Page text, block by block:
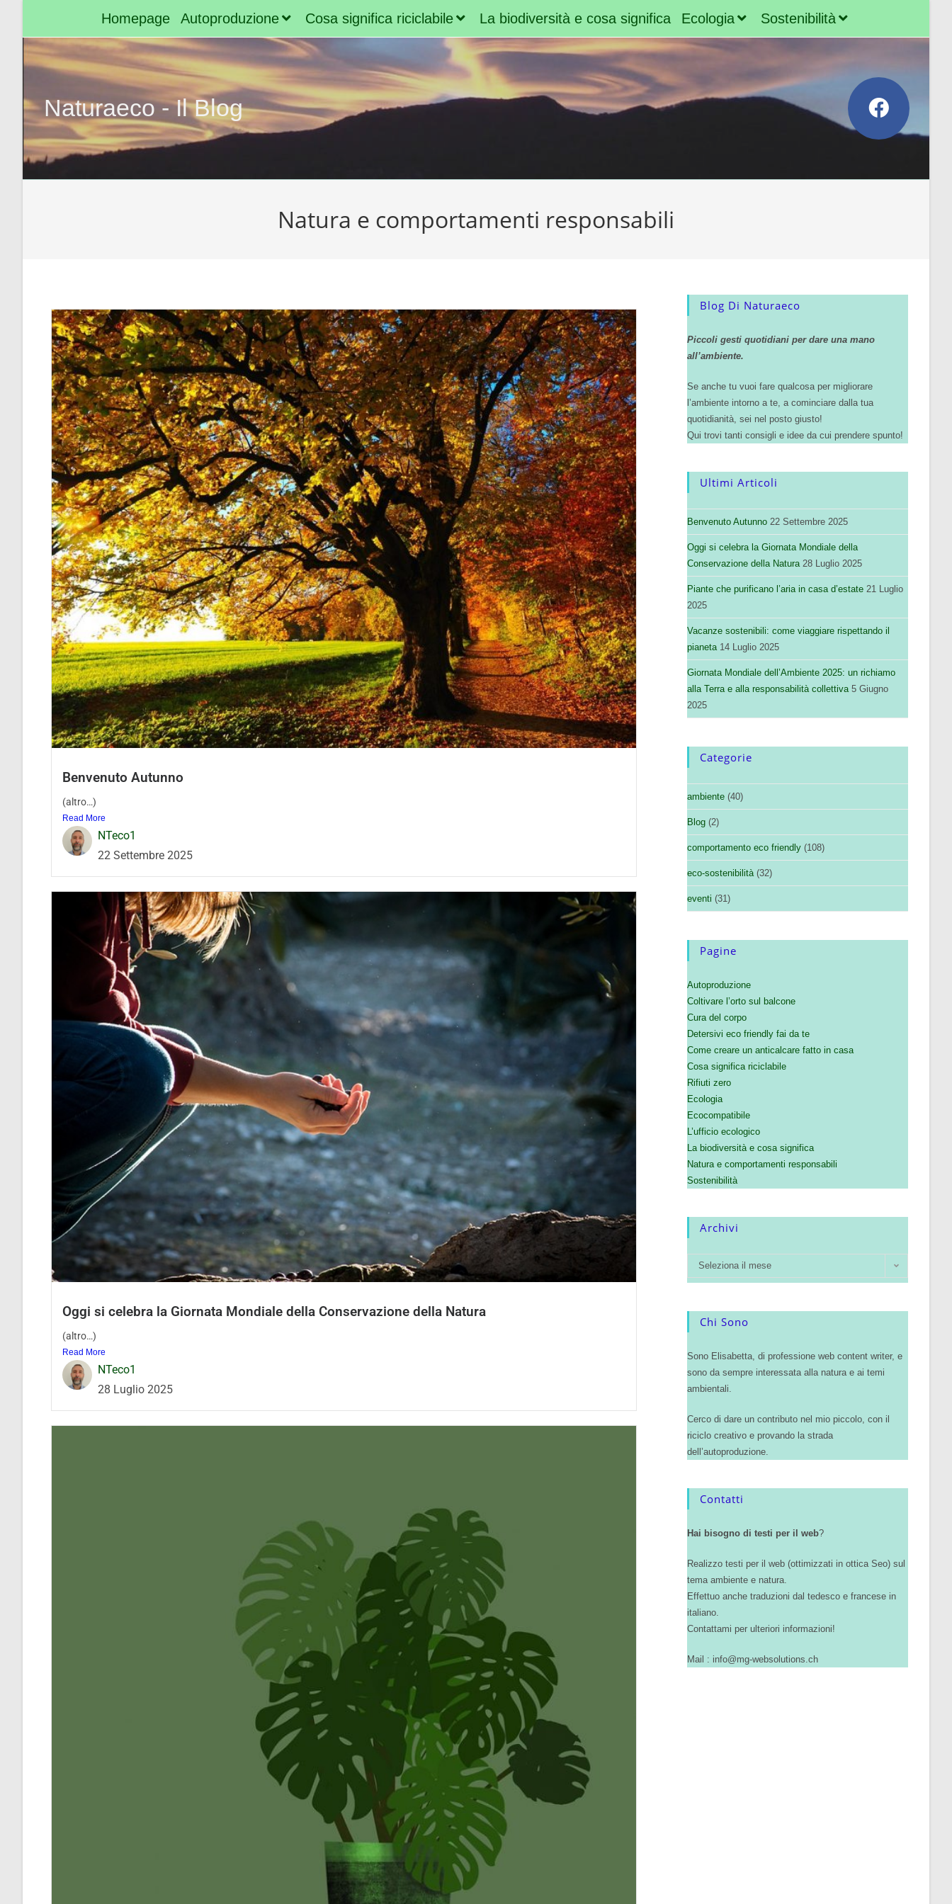
Homepage Autoproduzione Cosa significa riciclabile La biodiversità e cosa significa Ecologia Sostenibilità
Naturaeco - Il Blog
Natura e comportamenti responsabili
Benvenuto Autunno
(altro…)
Read More
NTeco1
22 Settembre 2025
Oggi si celebra la Giornata Mondiale della Conservazione della Natura
(altro…)
Read More
NTeco1
28 Luglio 2025
Blog Di Naturaeco
Piccoli gesti quotidiani per dare una mano
all’ambiente.
Se anche tu vuoi fare qualcosa per migliorare
l’ambiente intorno a te, a cominciare dalla tua
quotidianità, sei nel posto giusto!
Qui trovi tanti consigli e idee da cui prendere spunto!
Ultimi Articoli
Benvenuto Autunno 22 Settembre 2025
Oggi si celebra la Giornata Mondiale della
Conservazione della Natura 28 Luglio 2025
Piante che purificano l’aria in casa d’estate 21 Luglio
2025
Vacanze sostenibili: come viaggiare rispettando il
pianeta 14 Luglio 2025
Giornata Mondiale dell’Ambiente 2025: un richiamo
alla Terra e alla responsabilità collettiva 5 Giugno
2025
Categorie
ambiente (40)
Blog (2)
comportamento eco friendly (108)
eco-sostenibilità (32)
eventi (31)
Pagine
Autoproduzione
Coltivare l’orto sul balcone
Cura del corpo
Detersivi eco friendly fai da te
Come creare un anticalcare fatto in casa
Cosa significa riciclabile
Rifiuti zero
Ecologia
Ecocompatibile
L’ufficio ecologico
La biodiversità e cosa significa
Natura e comportamenti responsabili
Sostenibilità
Archivi
Seleziona il mese
Chi Sono
Sono Elisabetta, di professione web content writer, e
sono da sempre interessata alla natura e ai temi
ambientali.
Cerco di dare un contributo nel mio piccolo, con il
riciclo creativo e provando la strada
dell’autoproduzione.
Contatti
Hai bisogno di testi per il web?
Realizzo testi per il web (ottimizzati in ottica Seo) sul
tema ambiente e natura.
Effettuo anche traduzioni dal tedesco e francese in
italiano.
Contattami per ulteriori informazioni!
Mail : info@mg-websolutions.ch